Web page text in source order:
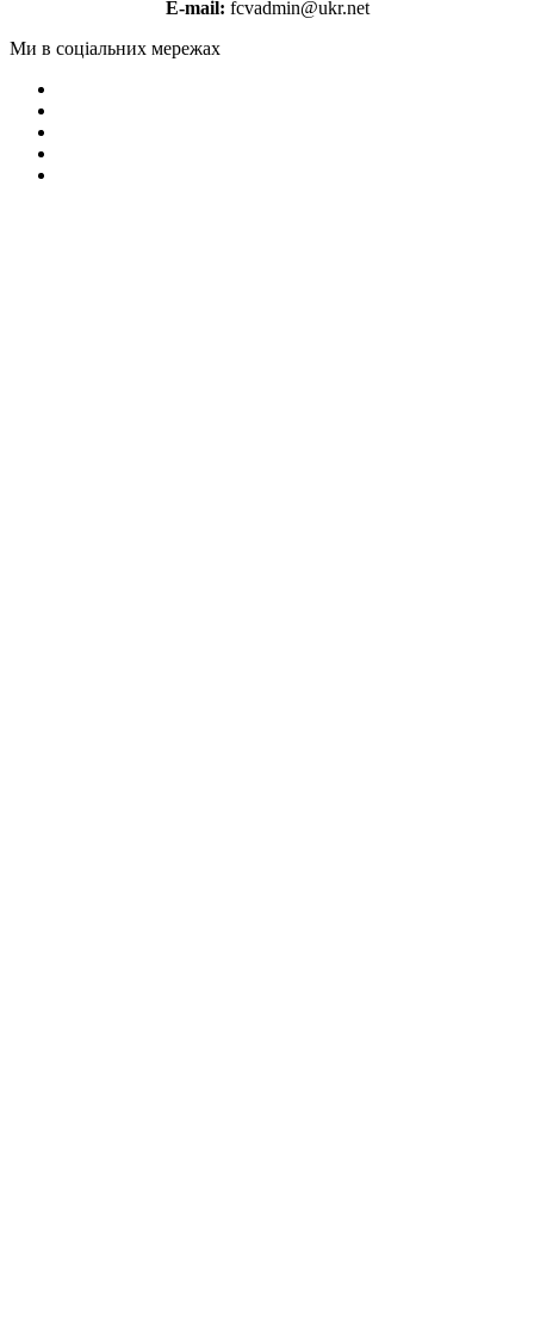
E-mail: fcvadmin@ukr.net
Ми в соціальних мережах